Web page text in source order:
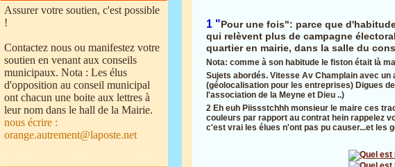
Assurer votre soutien, c'est possible
!
Contactez nous ou manifestez votre
soutien en venant aux conseils
municipaux. Nota : Les élus
d'opposition au conseil municipal
ont chacun une boite aux lettres à
leur nom dans le hall de la Mairie.
nous écrire :
orange.autrement@laposte.net
1 "Pour une fois": parce que
qui relèvent plus de campagne
quartier en mairie, dans la salle du
Nota: comme à son habitude le fiston était là
Sujets abordés. Vitesse Av Champlain avec
(géolocalisation pour les entreprises) Digues
l'association de la Meyne et Dieu ..)
2 Eh euh Piissstchhh monsieur le maire ces
couleurs par rapport au contrat hein rappelez
c'est vrai les élues n'ont pas pu causer...et les